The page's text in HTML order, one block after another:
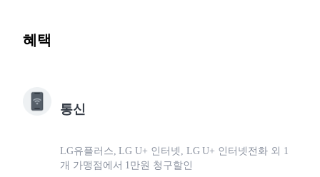
혜택
통신
LG유플러스, LG U+ 인터넷, LG U+ 인터넷전화 외 1
개 가맹점에서 1만원 청구할인